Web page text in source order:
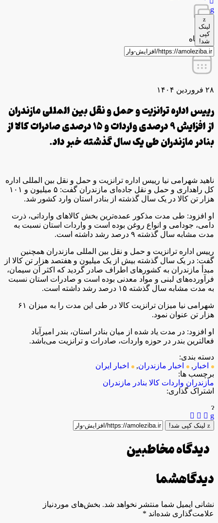
لینک
کپی
شد!
۲۸ فروردین ۱۴۰۴
رییس اداره ترانزیت و حمل و نقل بین المللی مازندران
از افزایش ۹ درصدی واردات و ۱۵ درصدی صادرات کالا از
بنادر مازندران طی یک سال گذشته خبر داد.
ناهید شهرامی نیا رییس اداره ترانزیت و حمل و نقل بین المللی اداره
کل راهداری و حمل و نقل جاده‌ای مازندران گفت: ۵ میلیون و ۱۰۱
هزار تن کالا در یک سال گذشته از بنادر استان وارد کشور شد.
او افزود: طی مدت مذکور عمده‌ترین بخش کالا‌های وارداتی، ذرت
دامی، جودامی و انواع روغن بوده است و واردات استان نسبت به
مدت مشابه سال گذشته ۹ درصد رشد داشته است.
رییس اداره ترانزیت و حمل و نقل بین المللی مازندران همچنین
گفت: در یک سال گذشته بیش از یک میلیون و هفتصد هزار تن کالا از
مبدأ مازندران به کشور‌های اطراف صادر گردید که اکثر آن سیمان،
فرآورده‌های لبنی و مواد معدنی بوده است و صادرات استان نسبت
به مدت مشابه سال گذشته ۱۵ درصد رشد داشته است.
شهرامی نیا میزان ترانزیت کالا در طی این مدت را به میزان ۶۱
هزار تن عنوان نمود.
او افزود: در مدت یاد شده از میان بنادر استان، بندر امیرآباد
فعالترین بندر در حوزه واردات، صادرات و ترانزیت می‌باشد.
دسته بندی:
اخبار , اخبار مازندران,
اخبار ایران
برچسب ها:
مازندران واردات کالا بنادر مازندران
اشتراک گذاری:
لینک کپی شد!
دیدگاه مخاطبین
دیدگاهشما
نشانی ایمیل شما منتشر نخواهد شد. بخش‌های موردنیاز
علامت‌گذاری شده‌اند *